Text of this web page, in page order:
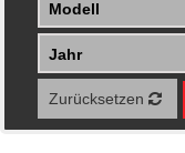
Modell
Jahr
Zurücksetzen